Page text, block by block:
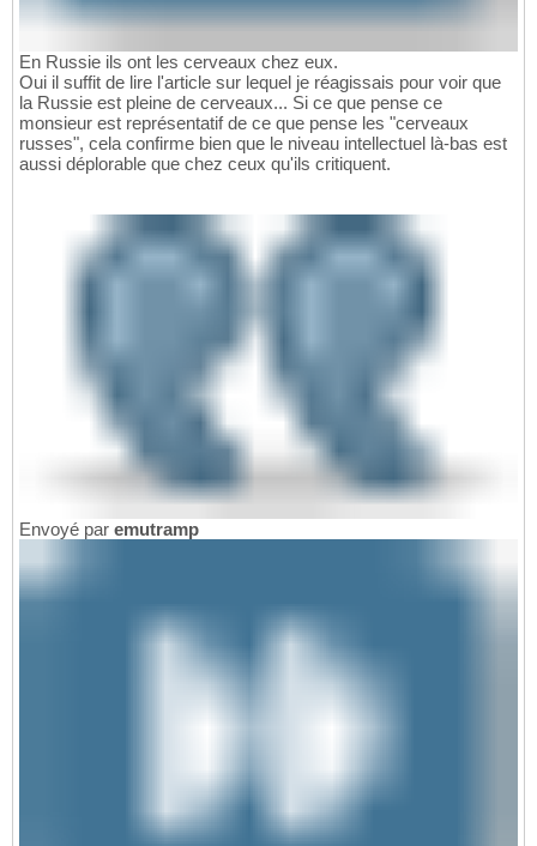
En Russie ils ont les cerveaux chez eux.
Oui il suffit de lire l'article sur lequel je réagissais pour voir que
la Russie est pleine de cerveaux... Si ce que pense ce
monsieur est représentatif de ce que pense les "cerveaux
russes", cela confirme bien que le niveau intellectuel là-bas est
aussi déplorable que chez ceux qu'ils critiquent.
Envoyé par emutramp